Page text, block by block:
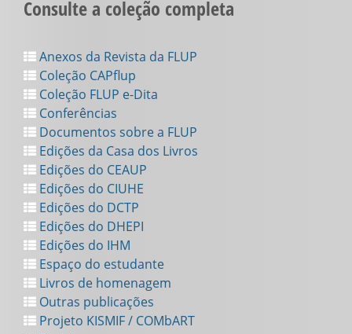
Consulte a coleção completa
Anexos da Revista da FLUP
Coleção CAPflup
Coleção FLUP e-Dita
Conferências
Documentos sobre a FLUP
Edições da Casa dos Livros
Edições do CEAUP
Edições do CIUHE
Edições do DCTP
Edições do DHEPI
Edições do IHM
Espaço do estudante
Livros de homenagem
Outras publicações
Projeto KISMIF / COMbART